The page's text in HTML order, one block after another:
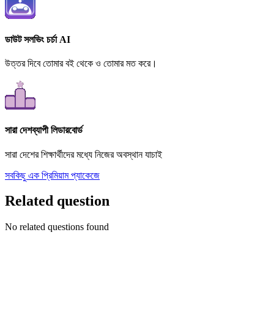
ডাউট সলভিং চর্চা AI
উত্তর দিবে তোমার বই থেকে ও তোমার মত করে।
সারা দেশব্যাপী লিডারবোর্ড
সারা দেশের শিক্ষার্থীদের মধ্যে নিজের অবস্থান যাচাই
সবকিছু এক প্রিমিয়াম প্যাকেজে
Related question
No related questions found